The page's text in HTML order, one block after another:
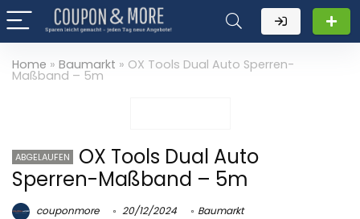
Home » Baumarkt » OX Tools Dual Auto Sperren-
Maßband – 5m
ABGELAUFEN
OX Tools Dual Auto
Sperren-Maßband – 5m
couponmore 20/12/2024 Baumarkt